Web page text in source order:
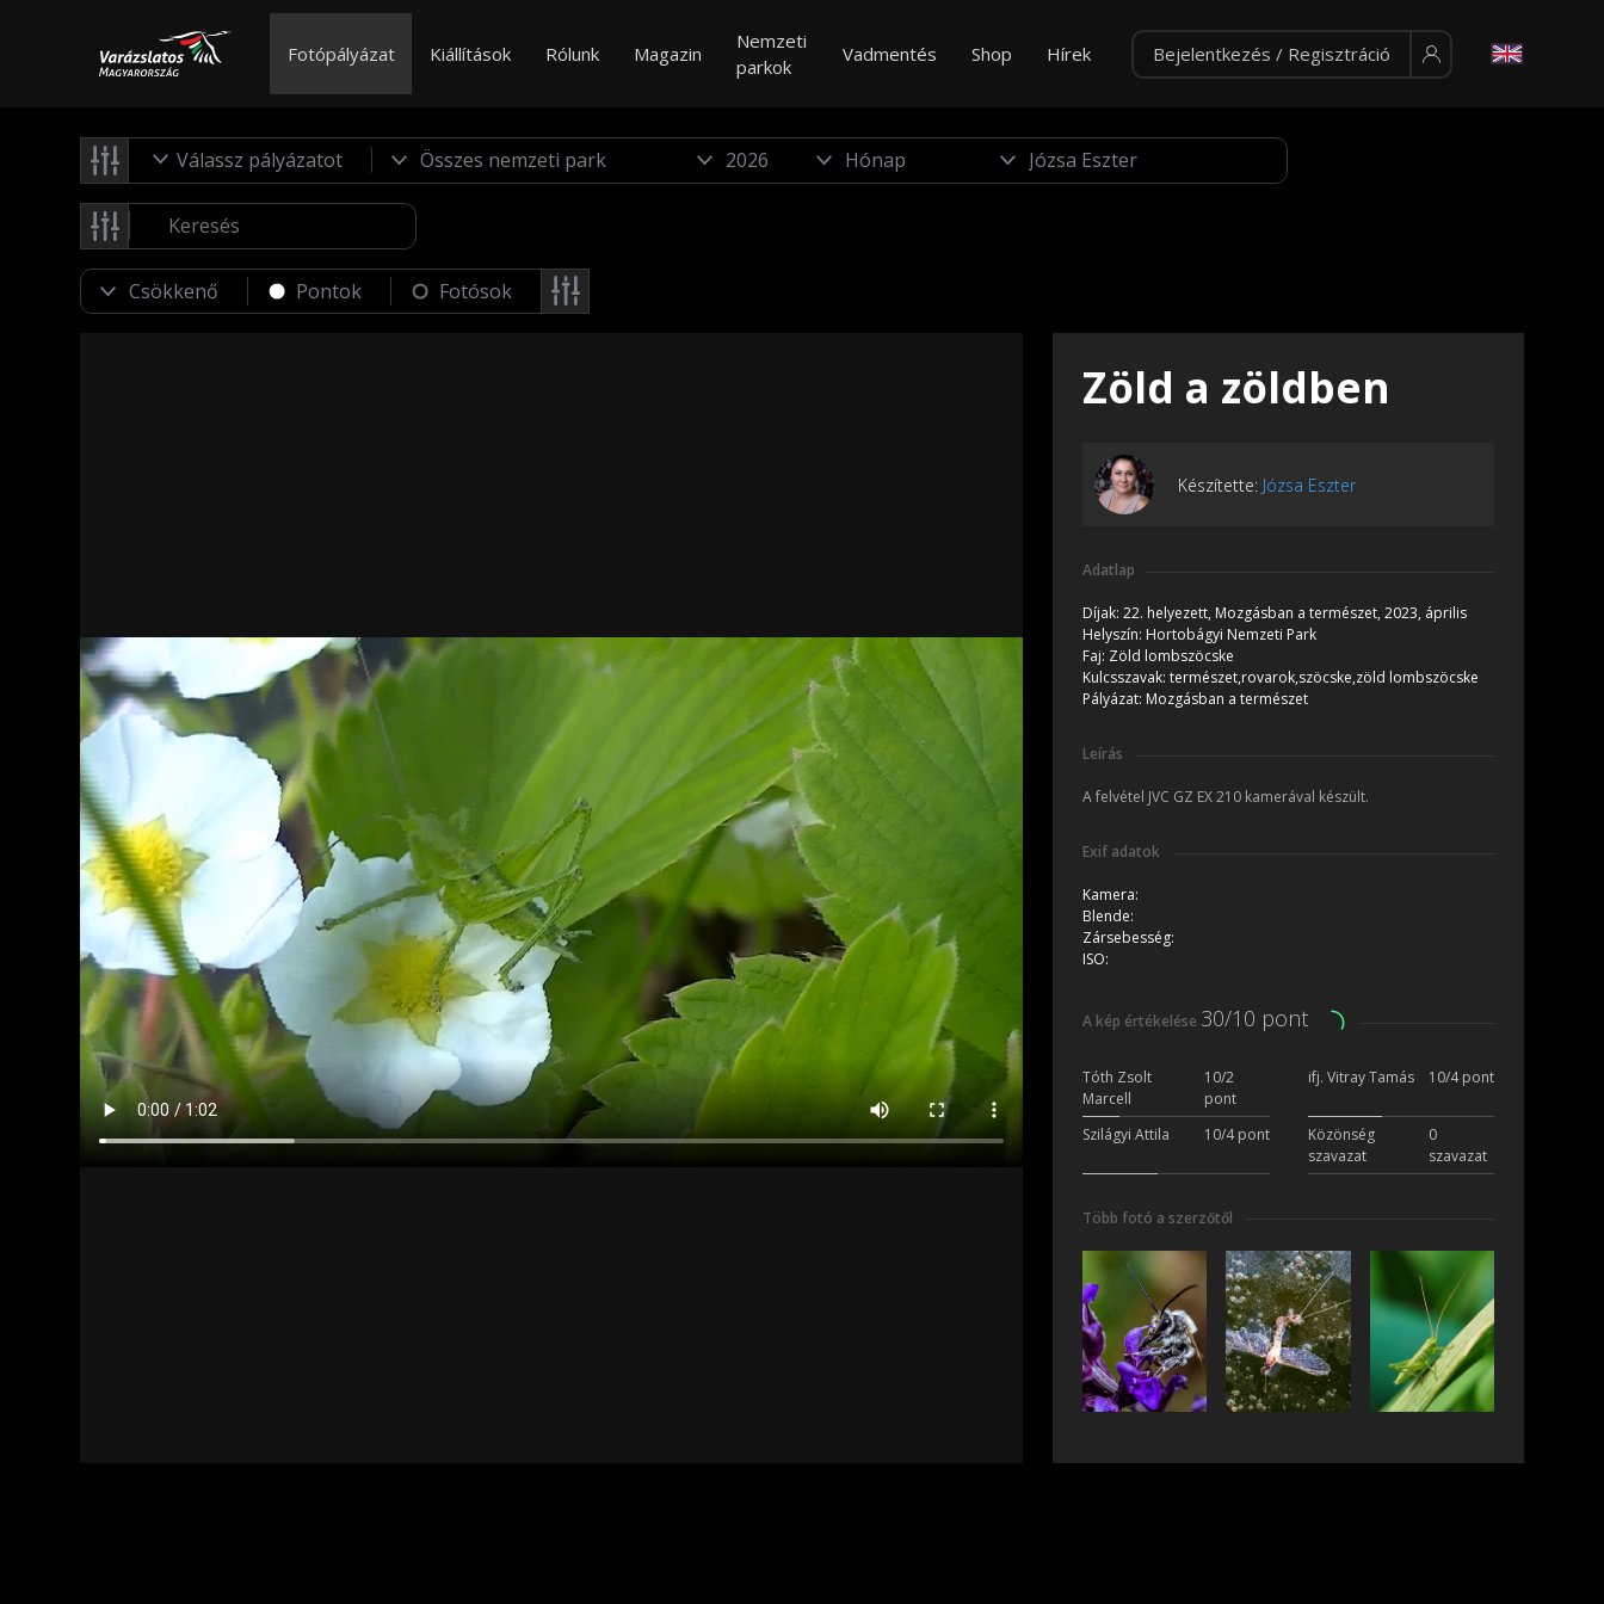
Fotópályázat Kiállítások Rólunk Magazin
Nemzeti
parkok
Vadmentés Shop Hírek Bejelentkezés / Regisztráció
Válassz pályázatot
Pontok Fotósok
Zöld a zöldben
Készítette: Józsa Eszter
Adatlap
Díjak: 22. helyezett, Mozgásban a természet, 2023, április
Helyszín: Hortobágyi Nemzeti Park
Faj: Zöld lombszöcske
Kulcsszavak: természet,rovarok,szöcske,zöld lombszöcske
Pályázat: Mozgásban a természet
Leírás
A felvétel JVC GZ EX 210 kamerával készült.
Exif adatok
Kamera:
Blende:
Zársebesség:
ISO:
A kép értékelése 30/10 pont
Tóth Zsolt
Marcell
10/2
pont
ifj. Vitray Tamás 10/4 pont
Szilágyi Attila 10/4 pont
Közönség
szavazat
0
szavazat
Több fotó a szerzőtől